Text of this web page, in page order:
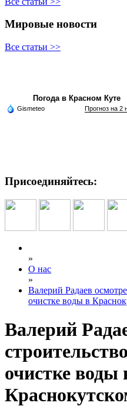
Мировые новости
Все статьи >>
Погода в Красном Куте
Gismeteo Прогноз на 2
Присоединяйтесь:
»
О нас
»
Валерий Радаев
очистке воды в
Валерий
очистке воды